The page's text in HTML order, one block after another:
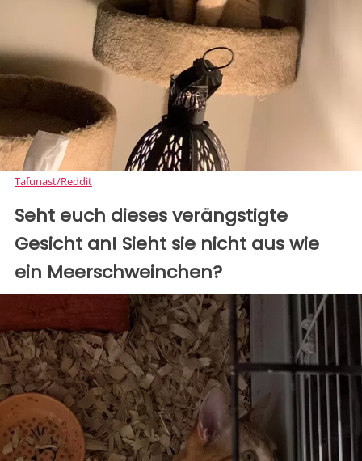
Tafunast/Reddit
Seht euch dieses verängstigte
Gesicht an! Sieht sie nicht aus wie
ein Meerschweinchen?